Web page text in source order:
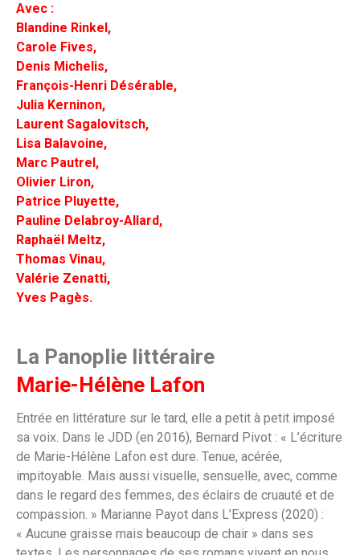
Avec :
Blandine Rinkel,
Carole Fives,
Denis Michelis,
François-Henri Désérable,
Julia Kerninon,
Laurent Sagalovitsch,
Lisa Balavoine,
Marc Pautrel,
Olivier Liron,
Patrice Pluyette,
Pauline Delabroy-Allard,
Raphaël Meltz,
Thomas Vinau,
Valérie Zenatti,
Yves Pagès.
La Panoplie littéraire
Marie-Hélène Lafon
Entrée en littérature sur le tard, elle a petit à petit imposé
sa voix. Dans le JDD (en 2016), Bernard Pivot : « L’écriture
de Marie-Hélène Lafon est dure. Tenue, acérée,
impitoyable. Mais aussi visuelle, sensuelle, avec, comme
dans le regard des femmes, des éclairs de cruauté et de
compassion. » Marianne Payot dans L’Express (2020) :
« Aucune graisse mais beaucoup de chair » dans ses